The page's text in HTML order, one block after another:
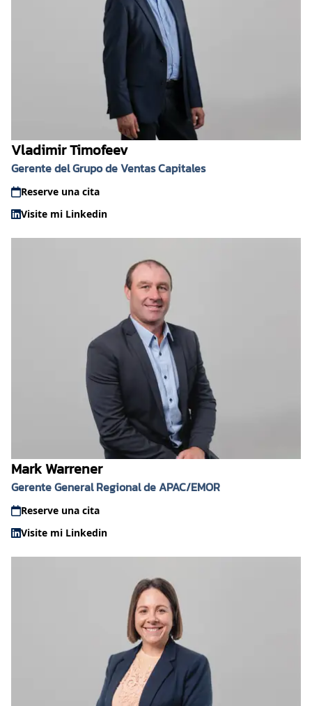
Vladimir Timofeev
Gerente del Grupo de Ventas Capitales
Reserve una cita
Visite mi Linkedin
Mark Warrener
Gerente General Regional de APAC/EMOR
Reserve una cita
Visite mi Linkedin